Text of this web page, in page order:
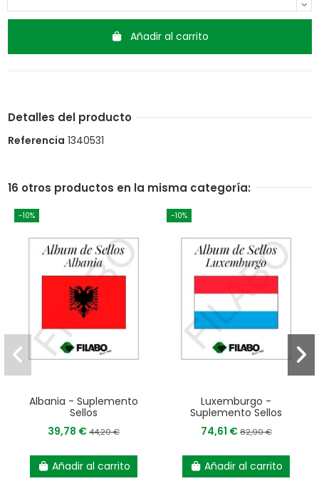
Añadir al carrito
Detalles del producto
Referencia 1340531
16 otros productos en la misma categoría:
-10%
Albania - Suplemento
Sellos
39,78 €44,20 €
Añadir al carrito
-10%
Luxemburgo -
Suplemento Sellos
74,61 €82,90 €
Añadir al carrito